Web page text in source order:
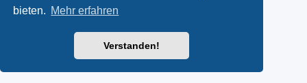
bieten. Mehr erfahren
Verstanden!